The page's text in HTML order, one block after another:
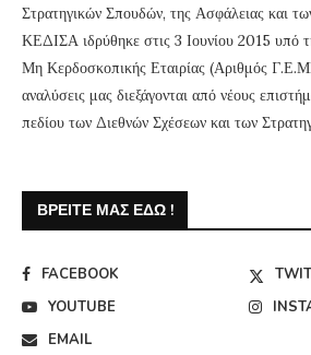
Στρατηγικών Σπουδών, της Ασφάλειας και
ΚΕΔΙΣΑ ιδρύθηκε στις 3 Ιουνίου 2015 υπό
Μη Κερδοσκοπικής Εταιρίας (Αριθμός
αναλύσεις μας διεξάγονται από νέους
πεδίου των Διεθνών Σχέσεων και των
ΒΡΕΊΤΕ ΜΑΣ ΕΔΏ !
FACEBOOK
YOUTUBE
EMAIL